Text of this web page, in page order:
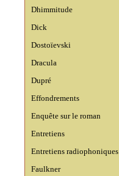
Dhimmitude
Dick
Dostoïevski
Dracula
Dupré
Effondrements
Enquête sur le roman
Entretiens
Entretiens radiophoniques
Faulkner